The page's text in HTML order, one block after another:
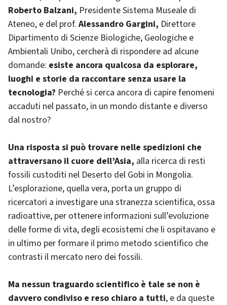
Roberto Balzani, Presidente Sistema Museale di
Ateneo, e del prof.Alessandro Gargini, Direttore
Dipartimento di Scienze Biologiche, Geologiche e
Ambientali Unibo, cercherà di rispondere ad alcune
domande: esiste ancora qualcosa da esplorare,
luoghi e storie da raccontare senza usare la
tecnologia? Perché si cerca ancora di capire fenomeni
accaduti nel passato, in un mondo distante e diverso
dal nostro?
Una risposta si può trovare nelle spedizioni che
attraversano il cuore dell’Asia, alla ricerca di resti
fossili custoditi nel Deserto del Gobi in Mongolia.
L’esplorazione, quella vera, porta un gruppo di
ricercatori a investigare una stranezza scientifica, ossa
radioattive, per ottenere informazioni sull’evoluzione
delle forme di vita, degli ecosistemi che li ospitavano e
in ultimo per formare il primo metodo scientifico che
contrasti il mercato nero dei fossili.
Ma nessun traguardo scientifico è tale se non è
davvero condiviso e reso chiaro a tutti, e da queste